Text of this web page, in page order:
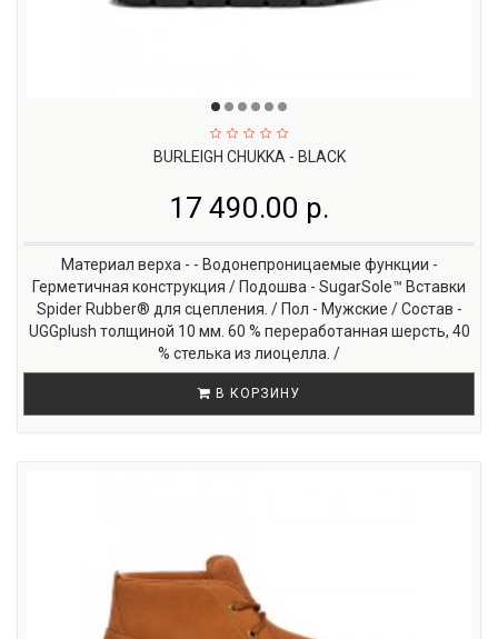
BURLEIGH CHUKKA - BLACK
17 490.00 р.
Материал верха - - Водонепроницаемые функции -
Герметичная конструкция / Подошва - SugarSole™ Вставки
Spider Rubber® для сцепления. / Пол - Мужские / Состав -
UGGplush толщиной 10 мм. 60 % переработанная шерсть, 40
% стелька из лиоцелла. /
В КОРЗИНУ